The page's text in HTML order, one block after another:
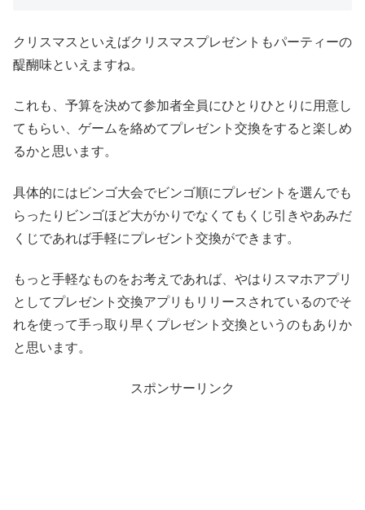
クリスマスといえばクリスマスプレゼントもパーティーの
醍醐味といえますね。
これも、予算を決めて参加者全員にひとりひとりに用意し
てもらい、ゲームを絡めてプレゼント交換をすると楽しめ
るかと思います。
具体的にはビンゴ大会でビンゴ順にプレゼントを選んでも
らったりビンゴほど大がかりでなくてもくじ引きやあみだ
くじであれば手軽にプレゼント交換ができます。
もっと手軽なものをお考えであれば、やはりスマホアプリ
としてプレゼント交換アプリもリリースされているのでそ
れを使って手っ取り早くプレゼント交換というのもありか
と思います。
スポンサーリンク